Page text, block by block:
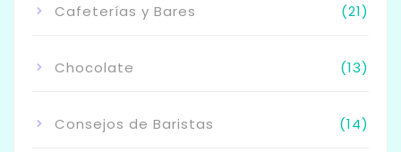
Cafeterías y Bares (21)
Chocolate (13)
Consejos de Baristas (14)